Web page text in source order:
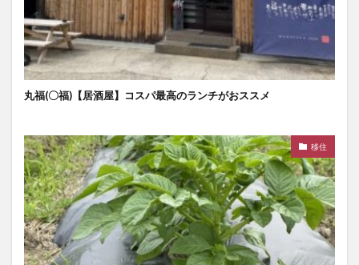
丸福(〇福)【居酒屋】コスパ最高のランチがおススメ
移住